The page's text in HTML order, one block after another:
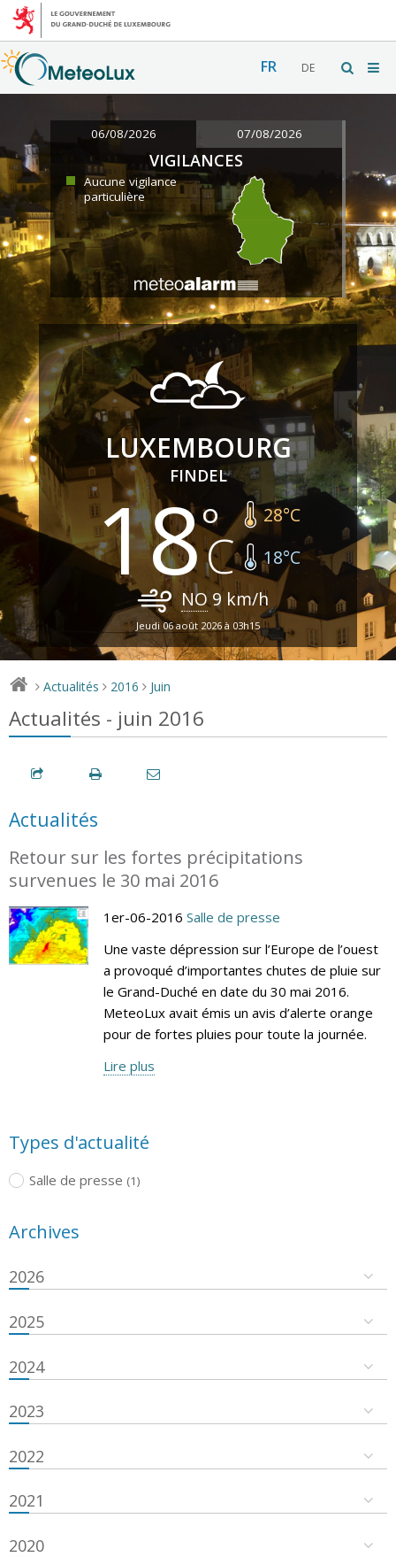
FR DE
06/08/2026 07/08/2026
VIGILANCES
Aucune vigilance
particulière
LUXEMBOURG
FINDEL
18 28°C
18°C
NO9 km/h
Jeudi 06 août 2026 à 03h15
> Actualités > 2016 > Juin
Actualités - juin 2016
Actualités
Retour sur les fortes précipitations
survenues le 30 mai 2016
1er-06-2016 Salle de presse
Une vaste dépression sur l’Europe de l’ouest
a provoqué d’importantes chutes de pluie sur
le Grand-Duché en date du 30 mai 2016.
MeteoLux avait émis un avis d’alerte orange
pour de fortes pluies pour toute la journée.
Lire plus
Types d'actualité
Salle de presse (1)
Archives
2026
2025
2024
2023
2022
2021
2020